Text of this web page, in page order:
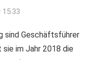
sind Geschäftsführer
sie im Jahr 2018 die